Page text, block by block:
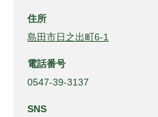
住所
島田市日之出町6-1
電話番号
0547-39-3137
SNS